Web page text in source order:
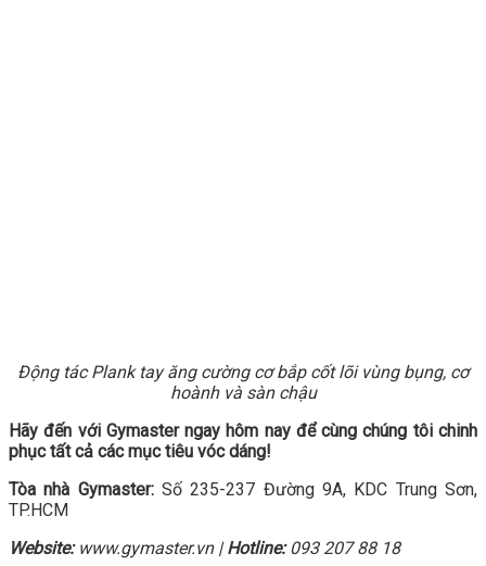
Động tác Plank tay ăng cường cơ bắp cốt lõi vùng bụng, cơ
hoành và sàn chậu
Hãy đến với Gymaster ngay hôm nay để cùng chúng tôi chinh
phục tất cả các mục tiêu vóc dáng!
Tòa nhà Gymaster: Số 235-237 Đường 9A, KDC Trung Sơn,
TP.HCM
Website: www.gymaster.vn | Hotline: 093 207 88 18